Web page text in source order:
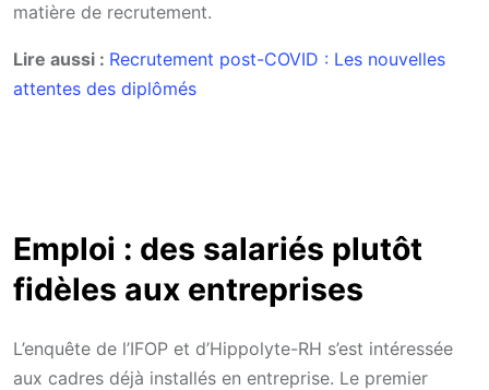
matière de recrutement.
Lire aussi : Recrutement post-COVID : Les nouvelles
attentes des diplômés
Emploi : des salariés plutôt
fidèles aux entreprises
L’enquête de l’IFOP et d’Hippolyte-RH s’est intéressée
aux cadres déjà installés en entreprise. Le premier